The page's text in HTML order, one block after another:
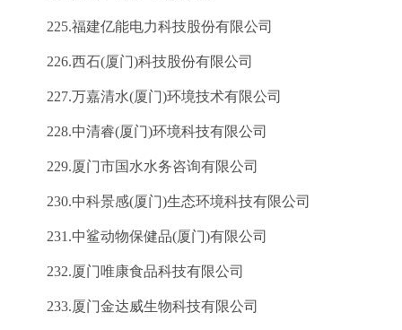
225.福建亿能电力科技股份有限公司
226.西石(厦门)科技股份有限公司
227.万嘉清水(厦门)环境技术有限公司
228.中清睿(厦门)环境科技有限公司
229.厦门市国水水务咨询有限公司
230.中科景感(厦门)生态环境科技有限公司
231.中鲨动物保健品(厦门)有限公司
232.厦门唯康食品科技有限公司
233.厦门金达威生物科技有限公司